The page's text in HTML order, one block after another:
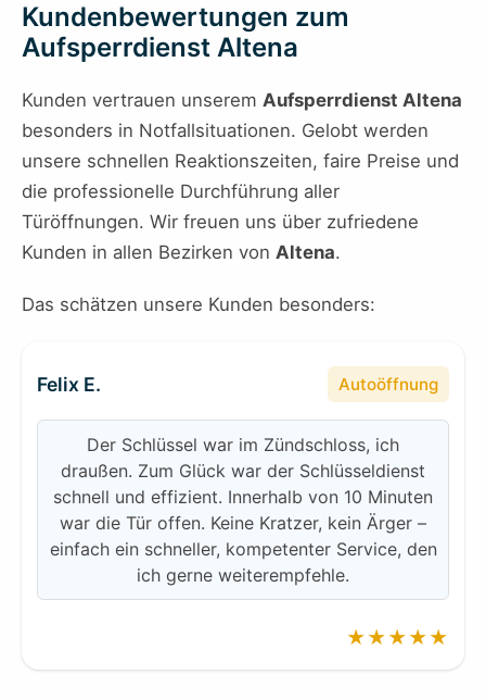
Kundenbewertungen zum
Aufsperrdienst Altena
Kunden vertrauen unserem Aufsperrdienst Altena
besonders in Notfallsituationen. Gelobt werden
unsere schnellen Reaktionszeiten, faire Preise und
die professionelle Durchführung aller
Türöffnungen. Wir freuen uns über zufriedene
Kunden in allen Bezirken von Altena.
Das schätzen unsere Kunden besonders:
Felix E. Autoöffnung
Der Schlüssel war im Zündschloss, ich
draußen. Zum Glück war der Schlüsseldienst
schnell und effizient. Innerhalb von 10 Minuten
war die Tür offen. Keine Kratzer, kein Ärger –
einfach ein schneller, kompetenter Service, den
ich gerne weiterempfehle.
★★★★★